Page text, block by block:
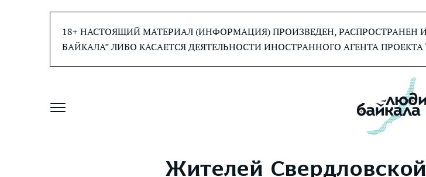
18+ НАСТОЯЩИЙ МАТЕРИАЛ (ИНФОРМАЦИЯ) ПРОИЗВЕДЕН,
БАЙКАЛА” ЛИБО КАСАЕТСЯ ДЕЯТЕЛЬНОСТИ ИНОСТРАННОГО АГЕНТА
Жителей